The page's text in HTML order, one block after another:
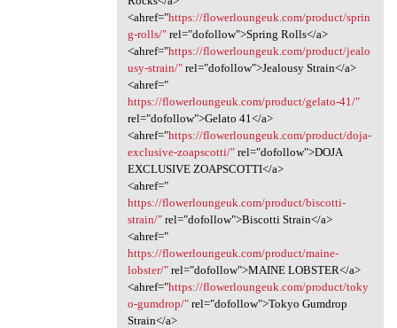
<ahref="https://flowerloungeuk.com/product/sprin
g-rolls/"rel="dofollow">Spring Rolls</a>
<ahref="https://flowerloungeuk.com/product/jealo
usy-strain/"rel="dofollow">Jealousy Strain</a>
<ahref="
https://flowerloungeuk.com/product/gelato-41/"
rel="dofollow">Gelato 41</a>
<ahref="https://flowerloungeuk.com/product/doja-
exclusive-zoapscotti/"rel="dofollow">DOJA
EXCLUSIVE ZOAPSCOTTI</a>
<ahref="
https://flowerloungeuk.com/product/biscotti-
strain/"rel="dofollow">Biscotti Strain</a>
<ahref="
https://flowerloungeuk.com/product/maine-
lobster/"rel="dofollow">MAINE LOBSTER</a>
<ahref="https://flowerloungeuk.com/product/toky
o-gumdrop/"rel="dofollow">Tokyo Gumdrop
Strain</a>